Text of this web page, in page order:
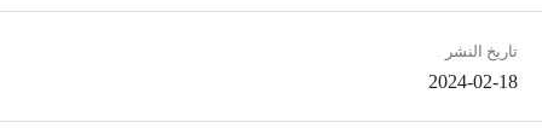
تاريخ النشر
2024-02-18